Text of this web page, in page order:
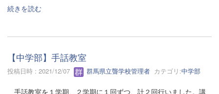
続きを読む
【中学部】手話教室
投稿日時 : 2021/12/07 群馬県立聾学校管理者 カテゴリ:中学部
手話教室を１学期、２学期に１回ずつ、計２回行いました。講